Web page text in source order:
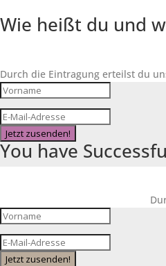
Wie heißt du und
Durch die Eintragung erteilst du
Jetzt zusenden!
You have
Jetzt zusenden!